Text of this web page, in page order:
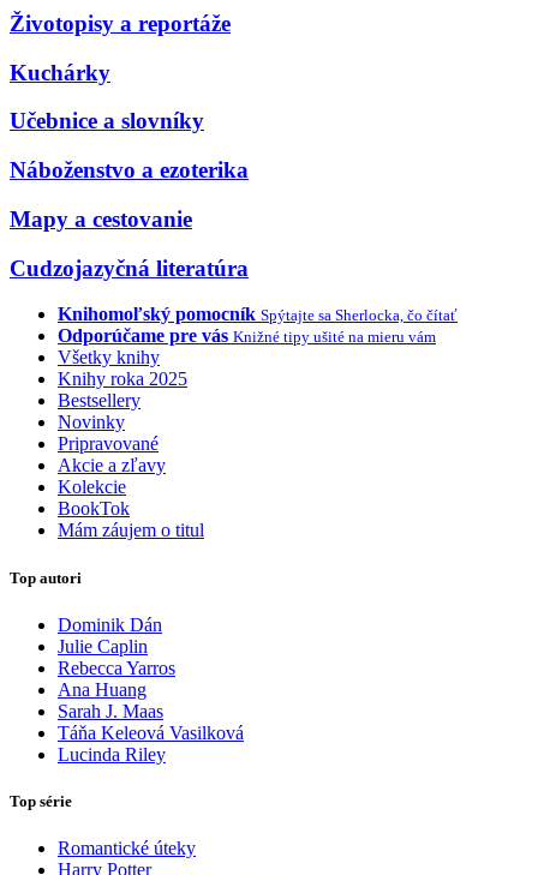
Životopisy a reportáže
Kuchárky
Učebnice a slovníky
Náboženstvo a ezoterika
Mapy a cestovanie
Cudzojazyčná literatúra
Knihomoľský pomocník Spýtajte sa Sherlocka, čo čítať
Odporúčame pre vás Knižné tipy ušité na mieru vám
Všetky knihy
Knihy roka 2025
Bestsellery
Novinky
Pripravované
Akcie a zľavy
Kolekcie
BookTok
Mám záujem o titul
Top autori
Dominik Dán
Julie Caplin
Rebecca Yarros
Ana Huang
Sarah J. Maas
Táňa Keleová Vasilková
Lucinda Riley
Top série
Romantické úteky
Harry Potter